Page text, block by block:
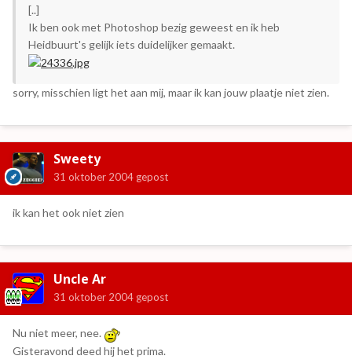
[..]
Ik ben ook met Photoshop bezig geweest en ik heb
Heidbuurt's gelijk iets duidelijker gemaakt.
sorry, misschien ligt het aan mij, maar ik kan jouw plaatje niet zien.
Sweety
31 oktober 2004 gepost
ik kan het ook niet zien
Uncle Ar
31 oktober 2004 gepost
Nu niet meer, nee.
Gisteravond deed hij het prima.